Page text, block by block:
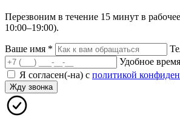
Перезвоним в течение 15 минут в
10:00–19:00).
Ваше имя *
Удобное время
Я согласен(-на) с политикой
Жду звонка